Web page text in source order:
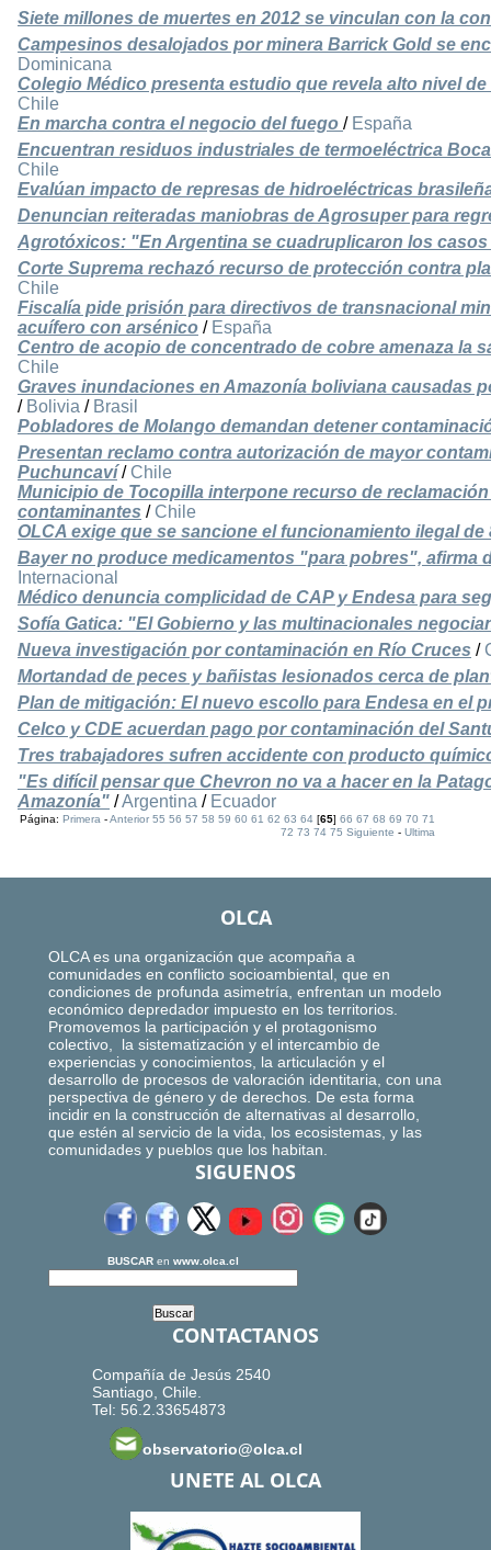
Siete millones de muertes en 2012 se vinculan con la
Campesinos desalojados por minera Barrick Gold se
Dominicana
Colegio Médico presenta estudio que revela alto nivel
Chile
En marcha contra el negocio del fuego / España
Encuentran residuos industriales de termoeléctrica
Chile
Evalúan impacto de represas de hidroeléctricas
Denuncian reiteradas maniobras de Agrosuper para
Agrotóxicos: "En Argentina se cuadruplicaron los
Corte Suprema rechazó recurso de protección contra
Chile
Fiscalía pide prisión para directivos de transnacional
acuífero con arsénico / España
Centro de acopio de concentrado de cobre amenaza la
Chile
Graves inundaciones en Amazonía boliviana causadas
/ Bolivia / Brasil
Pobladores de Molango demandan detener
Presentan reclamo contra autorización de mayor
Puchuncaví/ Chile
Municipio de Tocopilla interpone recurso de
contaminantes / Chile
OLCA exige que se sancione el funcionamiento ilegal de
Bayer no produce medicamentos "para pobres", afirma
Internacional
Médico denuncia complicidad de CAP y Endesa para
Sofía Gatica: "El Gobierno y las multinacionales
Nueva investigación por contaminación en Río Cruces /
Mortandad de peces y bañistas lesionados cerca de
Plan de mitigación: El nuevo escollo para Endesa en el
Celco y CDE acuerdan pago por contaminación del
Tres trabajadores sufren accidente con producto
"Es difícil pensar que Chevron no va a hacer en la
Amazonía" /Argentina / Ecuador
Página:Primera -Anterior 55 56 57 58 59 60 61 62 63 64 [65]66 67 68 69 70 71
72 73 74 75 Siguiente -Ultima
OLCA
OLCA es una organización que acompaña a
comunidades en conflicto socioambiental, que en
condiciones de profunda asimetría, enfrentan un modelo
económico depredador impuesto en los territorios.
Promovemos la participación y el protagonismo
colectivo, la sistematización y el intercambio de
experiencias y conocimientos, la articulación y el
desarrollo de procesos de valoración identitaria, con una
perspectiva de género y de derechos. De esta forma
incidir en la construcción de alternativas al desarrollo,
que estén al servicio de la vida, los ecosistemas, y las
comunidades y pueblos que los habitan.
SIGUENOS
BUSCAR en www.olca.cl
CONTACTANOS
Compañía de Jesús 2540
Santiago, Chile.
Tel: 56.2.33654873
observatorio@olca.cl
UNETE AL OLCA